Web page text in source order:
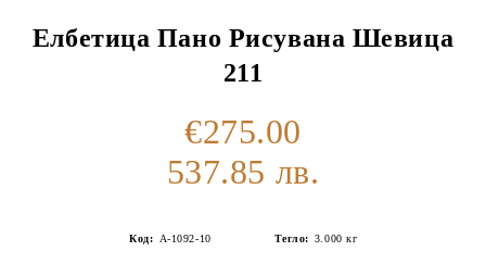
Елбетица Пано Рисувана Шевица
211
€275.00
537.85 лв.
Код: А-1092-10 Тегло: 3.000 кг